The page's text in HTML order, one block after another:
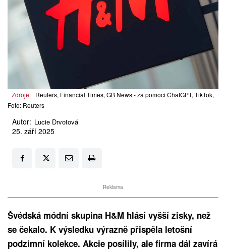
Zdroje: Reuters, Financial Times, GB News - za pomoci ChatGPT, TikTok,
Foto: Reuters
Autor: Lucie Drvotová
25. září 2025
Reklama
Švédská módní skupina H&M hlásí vyšší zisky, než
se čekalo. K výsledku výrazně přispěla letošní
podzimní kolekce. Akcie posílily, ale firma dál zavírá